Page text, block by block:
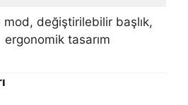
mod, değiştirilebilir başlık,
ergonomik tasarım